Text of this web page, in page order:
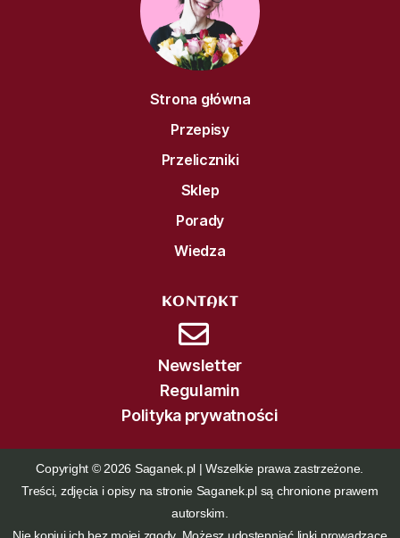
Strona główna
Przepisy
Przeliczniki
Sklep
Porady
Wiedza
KONTAKT
Newsletter
Regulamin
Polityka prywatności
Copyright © 2026 Saganek.pl | Wszelkie prawa zastrzeżone.
Treści, zdjęcia i opisy na stronie Saganek.pl są chronione prawem
autorskim.